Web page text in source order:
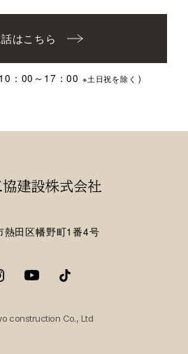
はこちら
：00～17：00 ※土日祝を除く ）
熱田区幡野町1番4号
construction Co., Ltd